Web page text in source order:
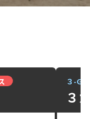
３-
３